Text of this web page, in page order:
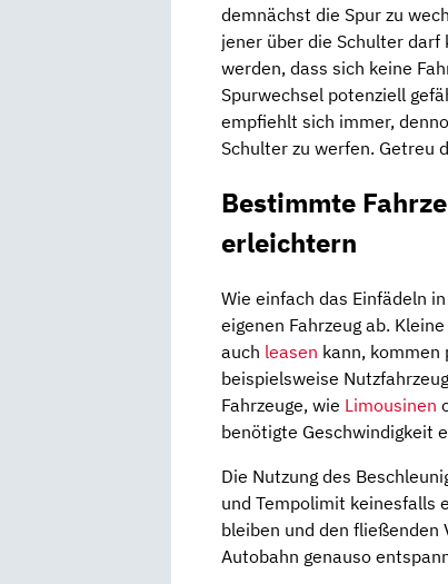
demnächst die Spur zu
jener über die Schulter
werden, dass sich keine
Spurwechsel potenziell
empfiehlt sich immer,
Schulter zu werfen. Getreu
Bestimmte
erleichtern
Wie einfach das Einfädeln
eigenen Fahrzeug ab.
auch leasen kann, kommen
beispielsweise
Fahrzeuge, wie Limousinen
benötigte Geschwindigkeit
Die Nutzung des
und Tempolimit keinesfalls
bleiben und den fließenden
Autobahn genauso